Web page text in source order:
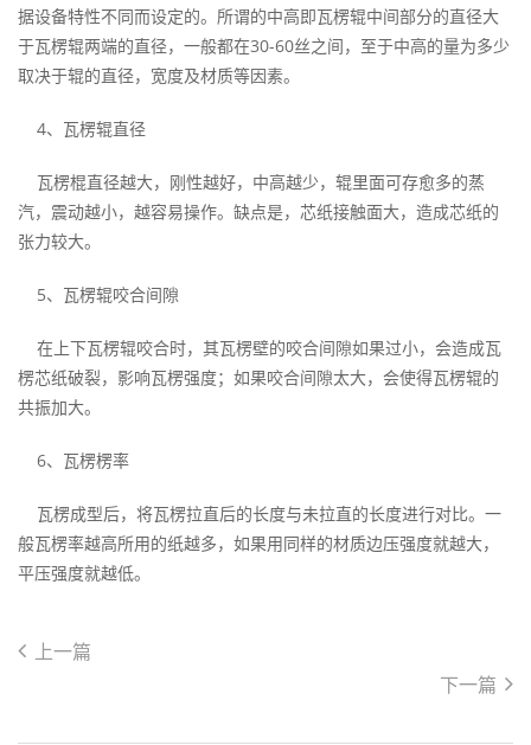
据设备特性不同而设定的。所谓的中高即瓦楞辊中间部分的直径大
于瓦楞辊两端的直径，一般都在30-60丝之间，至于中高的量为多少
取决于辊的直径，宽度及材质等因素。
4、瓦楞辊直径
瓦楞棍直径越大，刚性越好，中高越少，辊里面可存愈多的蒸
汽，震动越小，越容易操作。缺点是，芯纸接触面大，造成芯纸的
张力较大。
5、瓦楞辊咬合间隙
在上下瓦楞辊咬合时，其瓦楞壁的咬合间隙如果过小，会造成瓦
楞芯纸破裂，影响瓦楞强度；如果咬合间隙太大，会使得瓦楞辊的
共振加大。
6、瓦楞楞率
瓦楞成型后，将瓦楞拉直后的长度与未拉直的长度进行对比。一
般瓦楞率越高所用的纸越多，如果用同样的材质边压强度就越大，
平压强度就越低。
上一篇
下一篇